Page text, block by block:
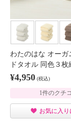
わたのはな オーガ
ドタオル 同色３枚
¥4,950 (税込)
1件のクチ
お気に入り